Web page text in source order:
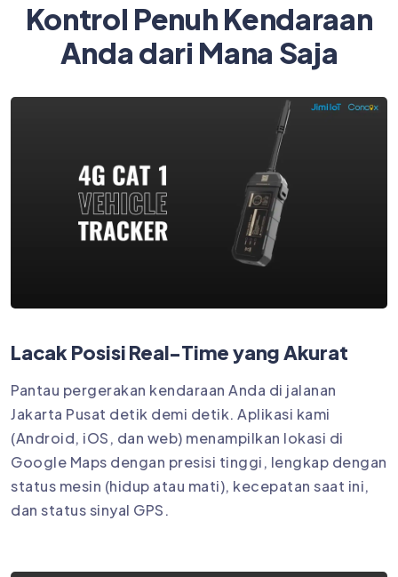
Kontrol Penuh Kendaraan
Anda dari Mana Saja
Lacak Posisi Real-Time yang Akurat
Pantau pergerakan kendaraan Anda di jalanan
Jakarta Pusat detik demi detik. Aplikasi kami
(Android, iOS, dan web) menampilkan lokasi di
Google Maps dengan presisi tinggi, lengkap dengan
status mesin (hidup atau mati), kecepatan saat ini,
dan status sinyal GPS.